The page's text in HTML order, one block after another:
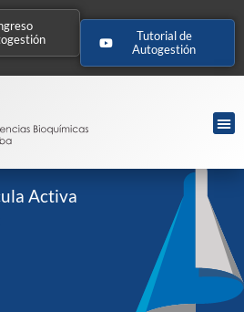
Tutorial de
Autogestión
Activa